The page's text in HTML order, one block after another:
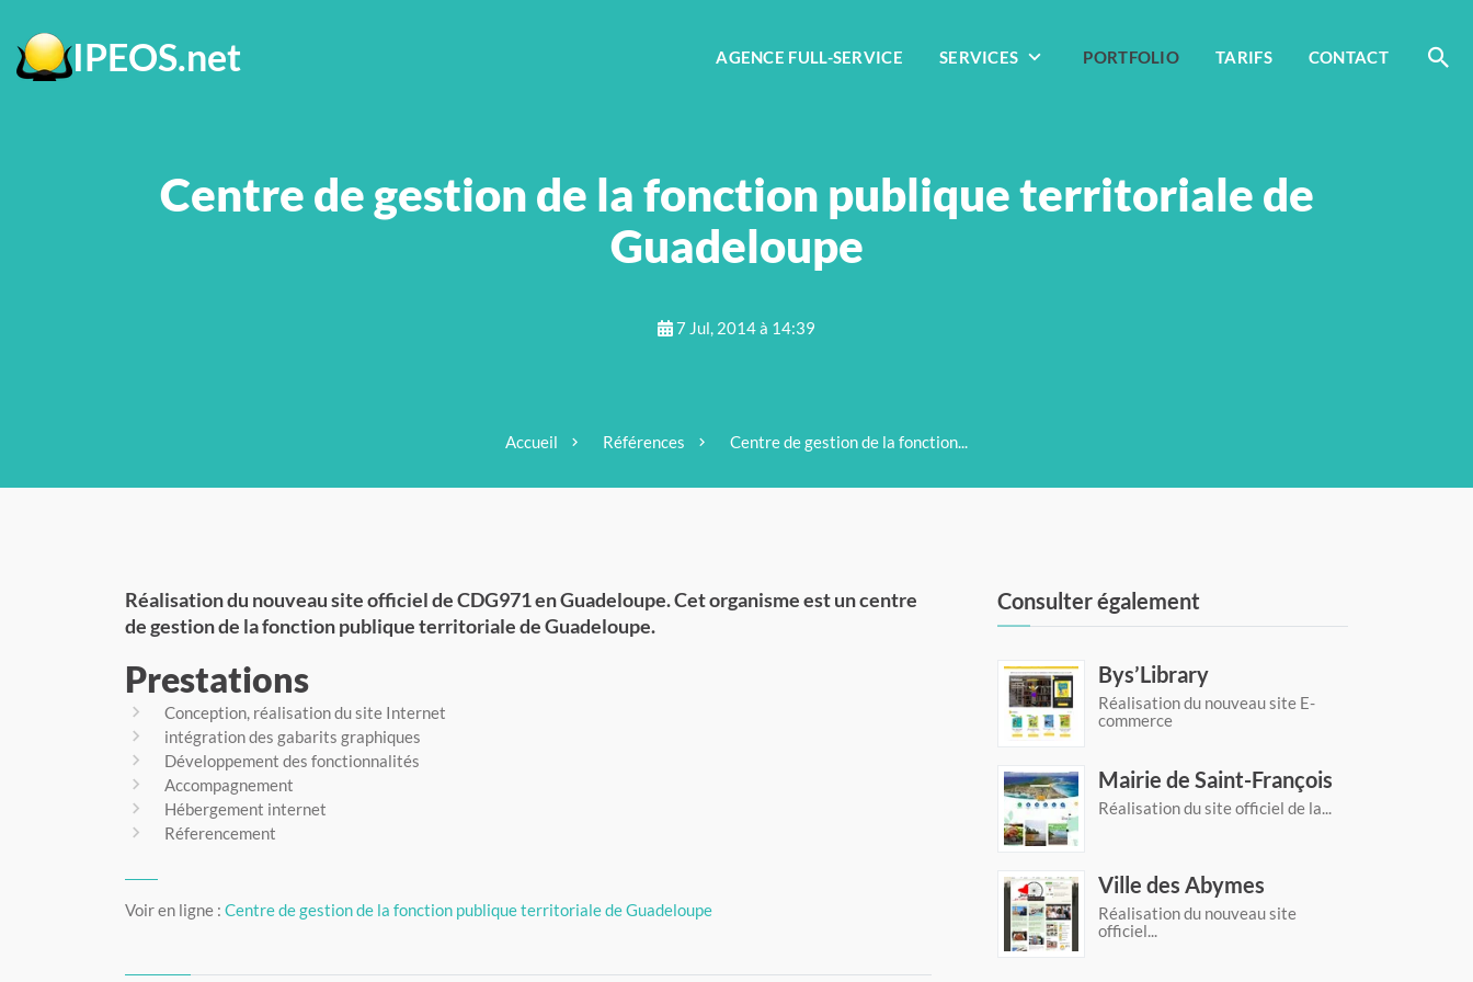
IPEOS.net AGENCE FULL-SERVICE SERVICES PORTFOLIO TARIFS CONTACT
Centre de gestion de la fonction publique territoriale de
Guadeloupe
7 Jul, 2014 à 14:39
Accueil Références Centre de gestion de la fonction...
Réalisation du nouveau site officiel de CDG971 en Guadeloupe. Cet organisme est un centre
de gestion de la fonction publique territoriale de Guadeloupe.
Prestations
Conception, réalisation du site Internet
intégration des gabarits graphiques
Développement des fonctionnalités
Accompagnement
Hébergement internet
Réferencement
Voir en ligne : Centre de gestion de la fonction publique territoriale de Guadeloupe
Consulter également
Bys’Library
Réalisation du nouveau site E-
commerce
Mairie de Saint-François
Réalisation du site officiel de la...
Ville des Abymes
Réalisation du nouveau site
officiel...